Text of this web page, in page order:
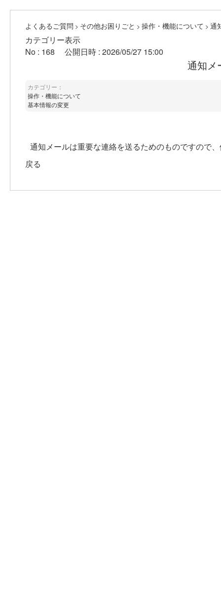
よくあるご質問 > その他お困りごと > 操作・機能について > 通
カテゴリー表示
No : 168
公開日時 : 2026/05/27 15:00
通知メ
カテゴリー：
操作・機能について
基本情報の変更
通知メールは重要な連絡を送るためのものですので
戻る